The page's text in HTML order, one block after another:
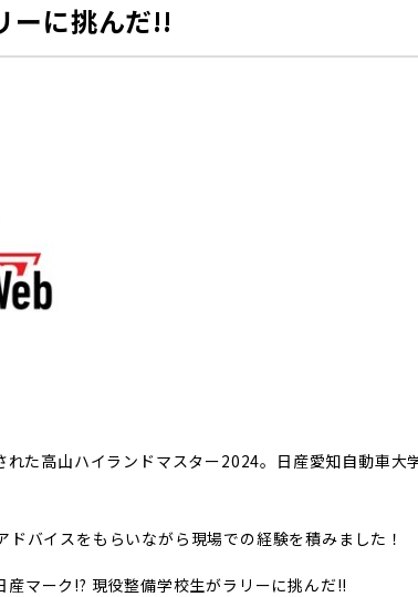
ーに挑んだ!!
た高山ハイランドマスター2024。日産愛知自動車大
バイスをもらいながら現場での経験を積みました！
マーク!? 現役整備学校生がラリーに挑んだ!!